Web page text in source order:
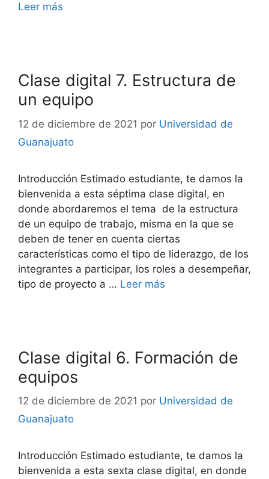
Leer más
Clase digital 7. Estructura de
un equipo
12 de diciembre de 2021 por Universidad de
Guanajuato
Introducción Estimado estudiante, te damos la
bienvenida a esta séptima clase digital, en
donde abordaremos el tema de la estructura
de un equipo de trabajo, misma en la que se
deben de tener en cuenta ciertas
características como el tipo de liderazgo, de los
integrantes a participar, los roles a desempeñar,
tipo de proyecto a … Leer más
Clase digital 6. Formación de
equipos
12 de diciembre de 2021 por Universidad de
Guanajuato
Introducción Estimado estudiante, te damos la
bienvenida a esta sexta clase digital, en donde